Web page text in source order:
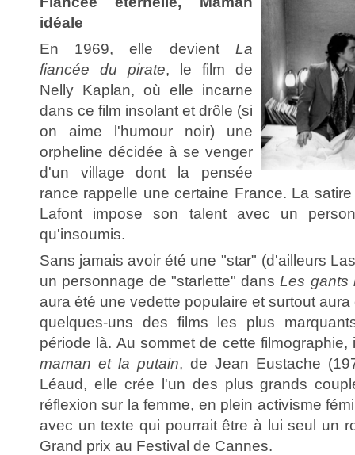
idéale
En 1969, elle devient La
fiancée du pirate, le film de
Nelly Kaplan, où elle incarne
dans ce film insolant et drôle (si
on aime l'humour noir) une
orpheline décidée à se venger
d'un village dont la pensée
rance rappelle une certaine France. La
Lafont impose son talent avec un
qu'insoumis.
Sans jamais avoir été une "star" (d'ailleurs
un personnage de "starlette" dansLes gants
aura été une vedette populaire et surtout
quelques-uns des films les plus
période là. Au sommet de cette
maman et la putain, de Jean Eustache
Léaud, elle crée l'un des plus grands
réflexion sur la femme, en plein activisme
avec un texte qui pourrait être à lui seul un
Grand prix au Festival de Cannes.